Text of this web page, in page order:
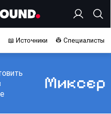
📖 Источники 👷 Специалисты